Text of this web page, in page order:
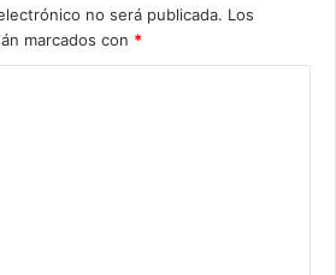
no será publicada. Los
marcados con *